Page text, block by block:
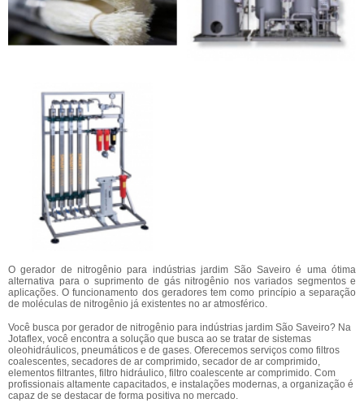
O gerador de nitrogênio para indústrias jardim São Saveiro é uma ótima
alternativa para o suprimento de gás nitrogênio nos variados segmentos e
aplicações. O funcionamento dos geradores tem como princípio a separação
de moléculas de nitrogênio já existentes no ar atmosférico.
Você busca por gerador de nitrogênio para indústrias jardim São Saveiro? Na
Jotaflex, você encontra a solução que busca ao se tratar de sistemas
oleohidráulicos, pneumáticos e de gases. Oferecemos serviços como filtros
coalescentes, secadores de ar comprimido, secador de ar comprimido,
elementos filtrantes, filtro hidráulico, filtro coalescente ar comprimido. Com
profissionais altamente capacitados, e instalações modernas, a organização é
capaz de se destacar de forma positiva no mercado.